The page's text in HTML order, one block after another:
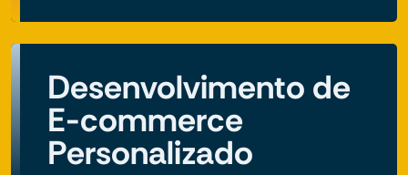
Desenvolvimento de
E-commerce
Personalizado